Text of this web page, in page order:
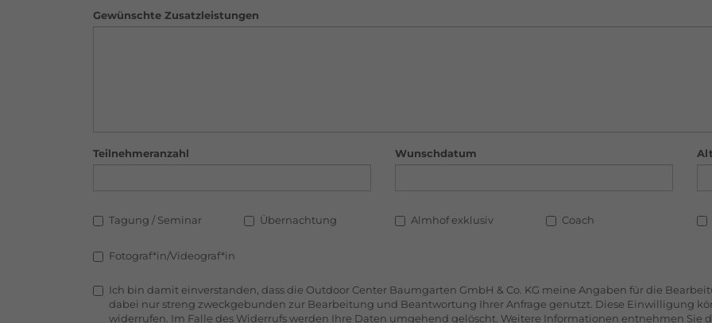
Gewünschte Zusatzleistungen
Teilnehmeranzahl Wunschdatum
Tagung / Seminar Übernachtung Almhof exklusiv Coach
Fotograf*in/Videograf*in
Ich bin damit einverstanden, dass die Outdoor Center Baumgarten GmbH & Co. KG meine Angaben für die
dabei nur streng zweckgebunden zur Bearbeitung und Beantwortung Ihrer Anfrage genutzt. Diese Einwilligung
widerrufen. Im Falle des Widerrufs werden Ihre Daten umgehend gelöscht. Weitere Informationen entnehmen Sie